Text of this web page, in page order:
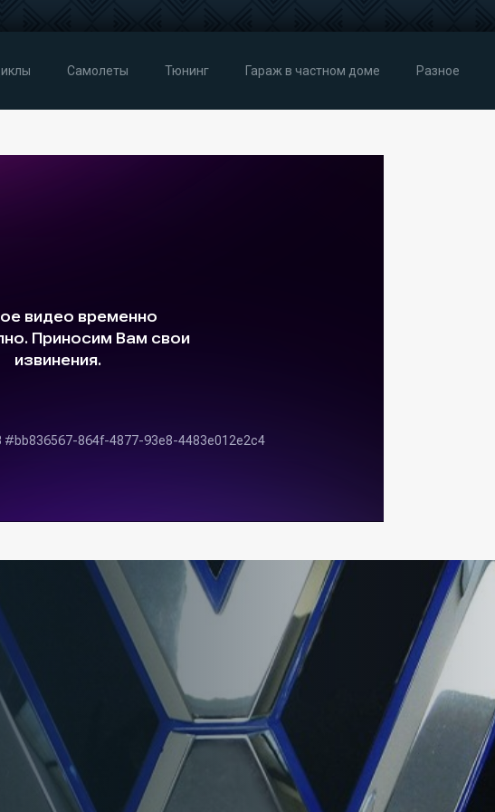
Самолеты Тюнинг Гараж в частном доме Разное